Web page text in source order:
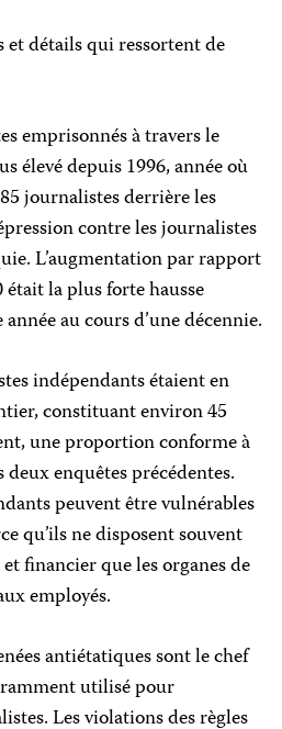
et détails qui ressortent de
emprisonnés à travers le
élevé depuis 1996, année où
journalistes derrière les
contre les journalistes
L’augmentation par rapport
la plus forte hausse
au cours d’une décennie.
indépendants étaient en
constituant environ 45
une proportion conforme à
deux enquêtes précédentes.
peuvent être vulnérables
qu’ils ne disposent souvent
financier que les organes de
employés.
antiétatiques sont le chef
utilisé pour
Les violations des règles